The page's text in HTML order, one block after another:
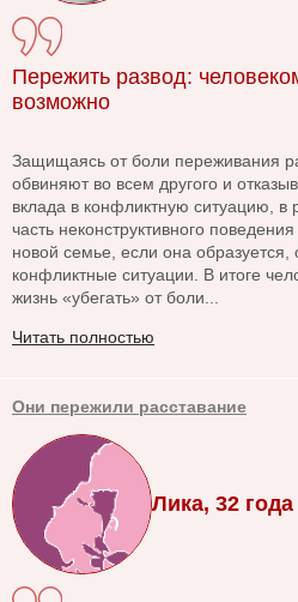
Пережить развод:
возможно
Защищаясь от боли переживания
обвиняют во всем другого и
вклада в конфликтную ситуацию, в
часть неконструктивного
новой семье, если она образуется,
конфликтные ситуации. В итоге
жизнь «убегать» от боли...
Читать полностью
Они пережили расставание
Лика, 32 года